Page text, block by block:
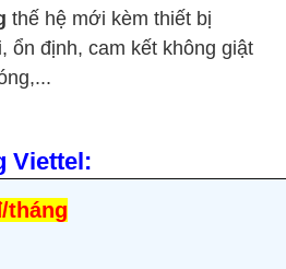
thế hệ mới kèm thiết bị
ổn định, cam kết không giật
Viettel:
tháng